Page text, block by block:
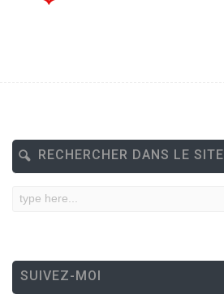
RECHERCHER DANS LE SITE
SUIVEZ-MOI